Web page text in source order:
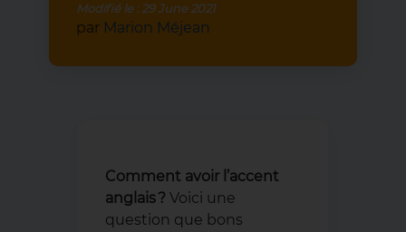
Modifié le :29 June 2021
par Marion Méjean
Comment avoir l’accent
anglais ? Voici une
question que bons